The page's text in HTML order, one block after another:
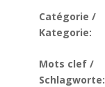
Catégorie /
Kategorie:
Mots clef /
Schlagworte: